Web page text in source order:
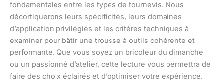
fondamentales entre les types de tournevis. Nous
décortiquerons leurs spécificités, leurs domaines
d’application privilégiés et les critères techniques à
examiner pour bâtir une trousse à outils cohérente et
performante. Que vous soyez un bricoleur du dimanche
ou un passionné d’atelier, cette lecture vous permettra de
faire des choix éclairés et d’optimiser votre expérience.